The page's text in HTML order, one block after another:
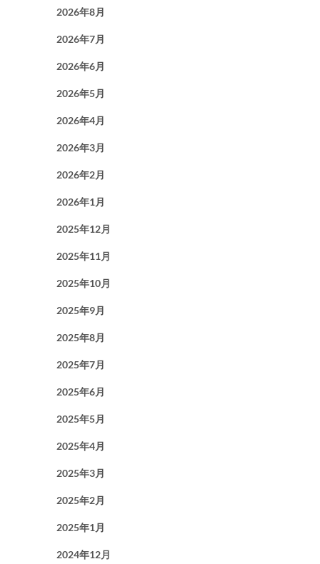
2026年8月
2026年7月
2026年6月
2026年5月
2026年4月
2026年3月
2026年2月
2026年1月
2025年12月
2025年11月
2025年10月
2025年9月
2025年8月
2025年7月
2025年6月
2025年5月
2025年4月
2025年3月
2025年2月
2025年1月
2024年12月